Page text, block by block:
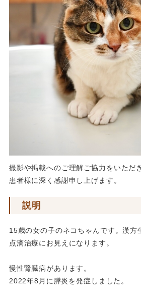
撮影や掲載へのご理解ご協力をいただ
患者様に深く感謝申し上げます。
説明
15歳の女の子のネコちゃんです。漢方
点滴治療にお見えになります。
慢性腎臓病があります。
2022年8月に膵炎を発症しました。